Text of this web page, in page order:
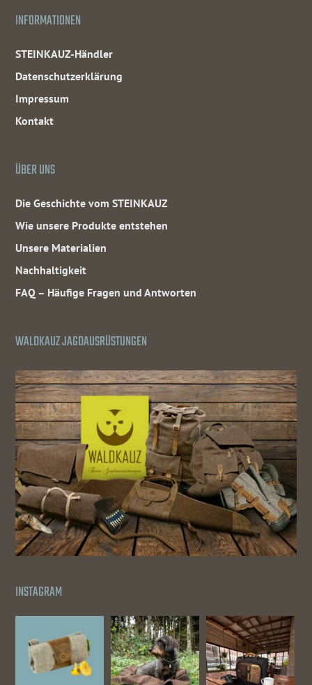
INFORMATIONEN
STEINKAUZ-Händler
Datenschutzerklärung
Impressum
Kontakt
ÜBER UNS
Die Geschichte vom STEINKAUZ
Wie unsere Produkte entstehen
Unsere Materialien
Nachhaltigkeit
FAQ – Häufige Fragen und Antworten
WALDKAUZ JAGDAUSRÜSTUNGEN
INSTAGRAM